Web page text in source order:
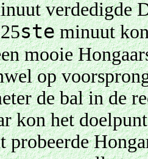
verdedigde
steminuut
mooie
op
de bal in de
kon het
probeerde